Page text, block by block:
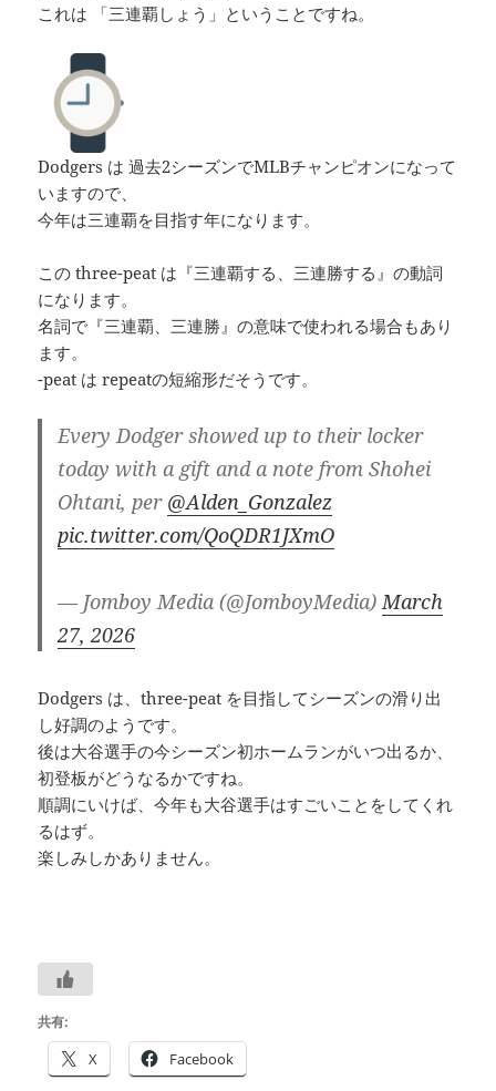
これは 「三連覇しょう」ということですね。
Dodgers は 過去2シーズンでMLBチャンピオンになって
いますので、
今年は三連覇を目指す年になります。
この three-peat は『三連覇する、三連勝する』の動詞
になります。
名詞で『三連覇、三連勝』の意味で使われる場合もあり
ます。
-peat は repeatの短縮形だそうです。
Every Dodger showed up to their locker
today with a gift and a note from Shohei
Ohtani, per @Alden_Gonzalez
pic.twitter.com/QoQDR1JXmO
— Jomboy Media (@JomboyMedia)March
27, 2026
Dodgers は、three-peat を目指してシーズンの滑り出
し好調のようです。
後は大谷選手の今シーズン初ホームランがいつ出るか、
初登板がどうなるかですね。
順調にいけば、今年も大谷選手はすごいことをしてくれ
るはず。
楽しみしかありません。
共有:
X Facebook